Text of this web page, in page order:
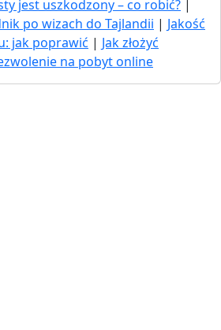
jest uszkodzony – co robić? |
po wizach do Tajlandii | Jakość
jak poprawić | Jak złożyć
na pobyt online